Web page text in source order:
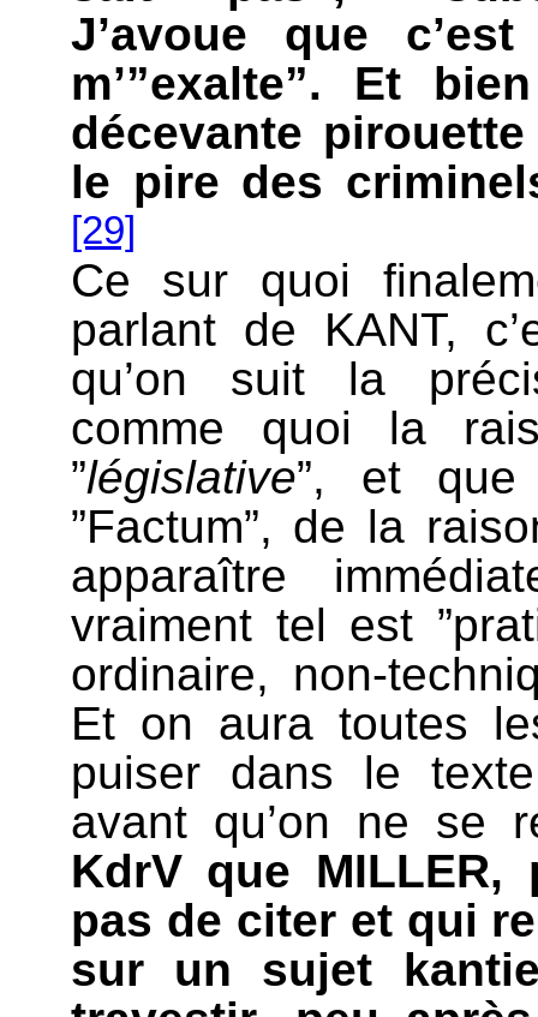
J’avoue que
m’”exalte”. Et
décevante
le pire des
[29]
Ce sur quoi
parlant de KANT,
qu’on suit la
comme quoi la
”législative”, et
”Factum”, de la
apparaître
vraiment tel est
ordinaire, non-
Et on aura toutes
puiser dans le
avant qu’on ne se
KdrV que
pas de citer et qui
sur un sujet